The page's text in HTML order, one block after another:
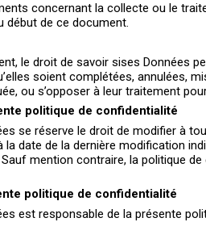
concernant la collecte ou le
de ce document.
le droit de savoir sises Données
soient complétées, annulées,
ou s’opposer à leur traitement
politique de confidentialité
se réserve le droit de modifier à
date de la dernière modification
mention contraire, la politique
politique de confidentialité
est responsable de la présente